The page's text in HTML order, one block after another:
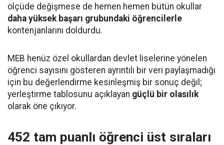
ölçüde değişmese de hemen hemen bütün okullar
daha yüksek başarı grubundaki öğrencilerle
kontenjanlarını doldurdu.
MEB henüz özel okullardan devlet liselerine yönelen
öğrenci sayısını gösteren ayrıntılı bir veri paylaşmadığı
için bu değerlendirme kesinleşmiş bir sonuç değil;
yerleştirme tablosunu açıklayan güçlü bir olasılık
olarak öne çıkıyor.
452 tam puanlı öğrenci üst sıraları